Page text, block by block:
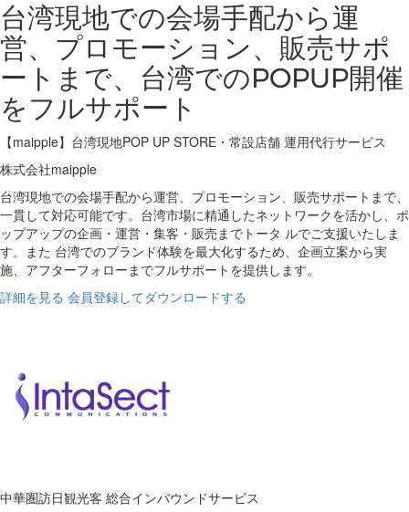
台湾現地での会場手配から運
営、プロモーション、販売サポ
ートまで、台湾でのPOPUP開催
をフルサポート
【maipple】台湾現地POP UP STORE・常設店舗 運用代行サービス
株式会社maipple
台湾現地での会場手配から運営、プロモーション、販売サポートまで、
一貫して対応可能です。台湾市場に精通したネットワークを活かし、ポ
ップアップの企画・運営・集客・販売までトータ ルでご支援いたしま
す。また 台湾でのブランド体験を最大化するため、企画立案から実
施、アフターフォローまでフルサポートを提供します。
詳細を見る 会員登録してダウンロードする
中華圏訪日観光客 総合インバウンドサービス